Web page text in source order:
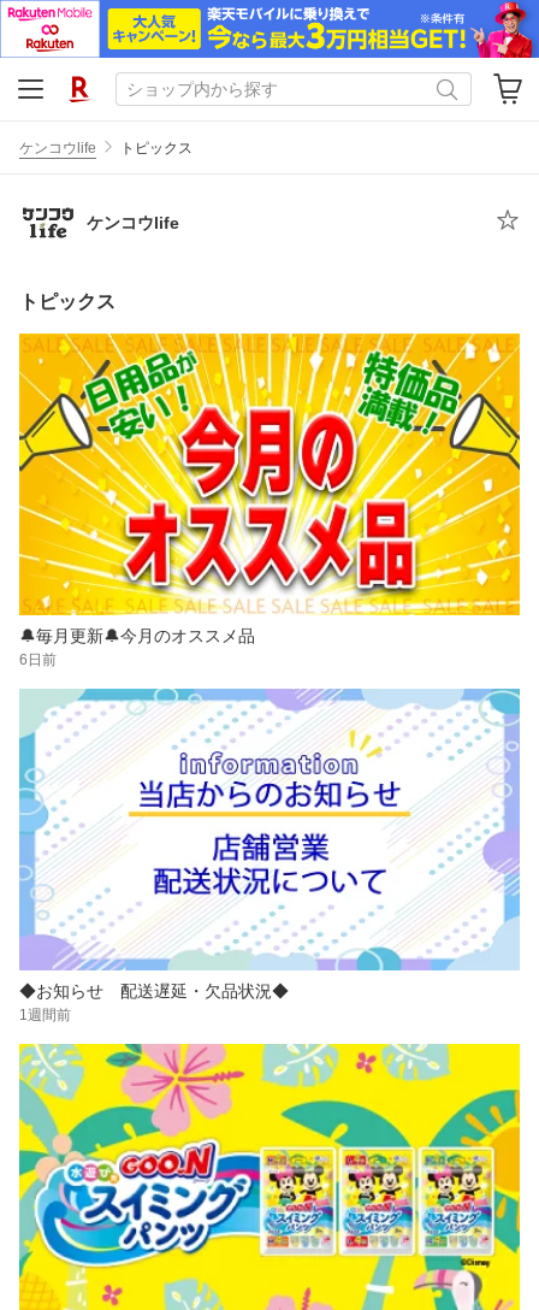
ケンコウlife トピックス
ケンコウlife
トピックス
🔔毎月更新🔔今月のオススメ品
6日前
◆お知らせ 配送遅延・欠品状況◆
1週間前